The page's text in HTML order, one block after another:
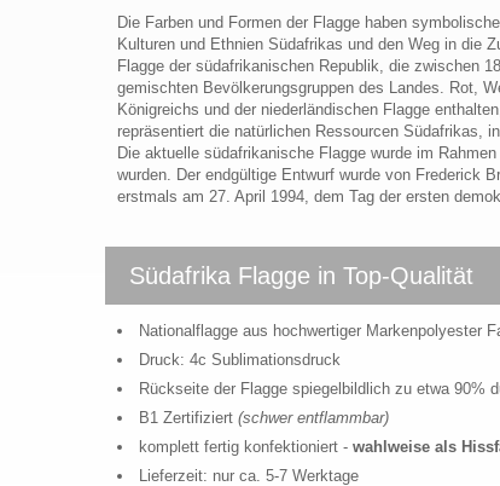
Die Farben und Formen der Flagge haben
Kulturen und Ethnien Südafrikas und den Weg in die
Flagge der südafrikanischen Republik, die zwischen
gemischten Bevölkerungsgruppen des Landes. Rot,
Königreichs und der niederländischen Flagge
repräsentiert die natürlichen Ressourcen Südafrikas,
Die aktuelle südafrikanische Flagge wurde im
wurden. Der endgültige Entwurf wurde von Frederick
erstmals am 27. April 1994, dem Tag der ersten
Südafrika Flagge in Top-Qualität
Nationalflagge aus hochwertiger Markenpolyester
Druck: 4c Sublimationsdruck
Rückseite der Flagge spiegelbildlich zu etwa 90%
B1 Zertifiziert (schwer entflammbar)
komplett fertig konfektioniert - wahlweise als
Lieferzeit: nur ca. 5-7 Werktage